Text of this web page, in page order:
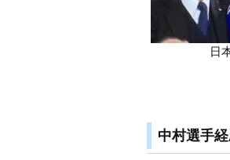
日
中村選手